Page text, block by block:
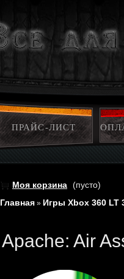
ПРАЙС-ЛИСТ
Моя корзина (пусто)
Главная » Игры Xbox 360 LT
Apache: Air